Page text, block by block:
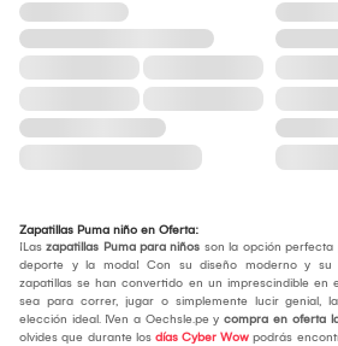
Zapatillas Puma niño en Oferta:
¡Las zapatillas Puma para niños son la opción perfecta
deporte y la moda! Con su diseño moderno y su
zapatillas se han convertido en un imprescindible en
sea para correr, jugar o simplemente lucir genial,
elección ideal. ¡Ven a Oechsle.pe y compra en oferta
olvides que durante los días Cyber Wow podrás